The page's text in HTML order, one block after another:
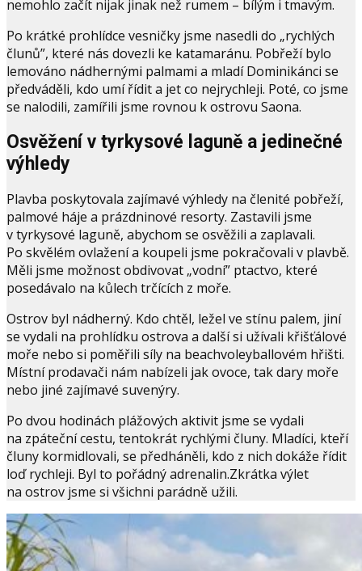
nemohlo začít nijak jinak než rumem – bílým i tmavým.
Po krátké prohlídce vesničky jsme nasedli do „rychlých
člunů”, které nás dovezli ke katamaránu. Pobřeží bylo
lemováno nádhernými palmami a mladí Dominikánci se
předváděli, kdo umí řídit a jet co nejrychleji. Poté, co jsme
se nalodili, zamířili jsme rovnou k ostrovu Saona.
Osvěžení v tyrkysové laguně a jedinečné
výhledy
Plavba poskytovala zajímavé výhledy na členité pobřeží,
palmové háje a prázdninové resorty. Zastavili jsme
v tyrkysové laguně, abychom se osvěžili a zaplavali.
Po skvělém ovlažení a koupeli jsme pokračovali v plavbě.
Měli jsme možnost obdivovat „vodní” ptactvo, které
posedávalo na kůlech trčících z moře.
Ostrov byl nádherný. Kdo chtěl, ležel ve stínu palem, jiní
se vydali na prohlídku ostrova a další si užívali křišťálové
moře nebo si poměřili síly na beachvoleyballovém hřišti.
Místní prodavači nám nabízeli jak ovoce, tak dary moře
nebo jiné zajímavé suvenýry.
Po dvou hodinách plážových aktivit jsme se vydali
na zpáteční cestu, tentokrát rychlými čluny. Mladíci, kteří
čluny kormidlovali, se předháněli, kdo z nich dokáže řídit
loď rychleji. Byl to pořádný adrenalin.Zkrátka výlet
na ostrov jsme si všichni parádně užili.